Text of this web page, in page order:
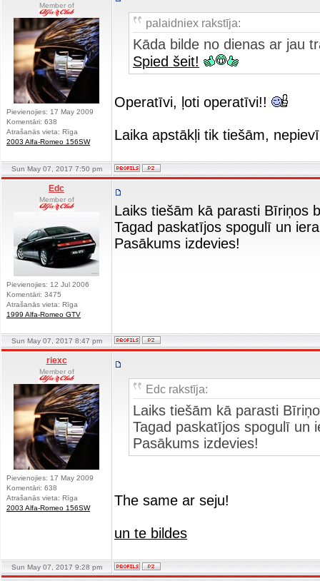
Member of
Pievienojies: 17 May 2009
Komentāri: 638
Atrašanās vieta: Rīga
2003 Alfa-Romeo 156SW
palaidniex rakstīja:
Kāda bilde no dienas ar jau
Spied šeit!
Operatīvi, ļoti operatīvi!!
Laika apstākļi tik tiešām,
Sun May 07, 2017 7:50 pm
Edc
Member of
Pievienojies: 12 Jul 2006
Komentāri: 3475
Atrašanās vieta: Rīga
1999 Alfa-Romeo GTV
Laiks tiešām kā parasti Bīriņos
Tagad paskatījos spogulī un
Pasākums izdevies!
Sun May 07, 2017 8:47 pm
riexc
Member of
Pievienojies: 17 May 2009
Komentāri: 638
Atrašanās vieta: Rīga
2003 Alfa-Romeo 156SW
Edc rakstīja:
Laiks tiešām kā parasti
Tagad paskatījos spogulī un
Pasākums izdevies!
The same ar seju!
un te bildes
Sun May 07, 2017 9:28 pm